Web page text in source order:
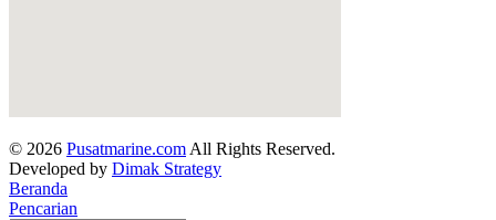
© 2026 Pusatmarine.com All Rights Reserved.
Developed by Dimak Strategy
Beranda
Pencarian